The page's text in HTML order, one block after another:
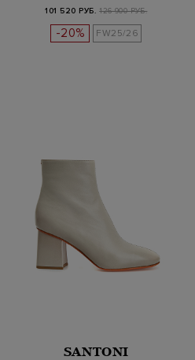
101 520 РУБ. 126 900 РУБ.
-20% FW25/26
SANTONI